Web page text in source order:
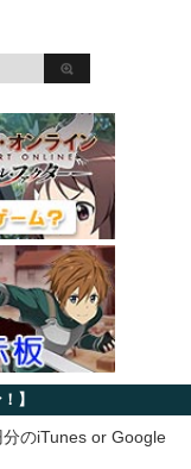
】
のiTunes or Google